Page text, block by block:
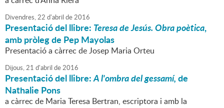
Divendres,22 d'abril de2016
Presentació del llibre: Teresa de Jesús. Obra poètica,
amb pròleg de Pep Mayolas
Presentació a càrrec de Josep Maria Orteu
Dijous,21 d'abril de2016
Presentació del llibre:A l'ombra del gessamí,de
Nathalie Pons
a càrrec de Maria Teresa Bertran, escriptora i amb la